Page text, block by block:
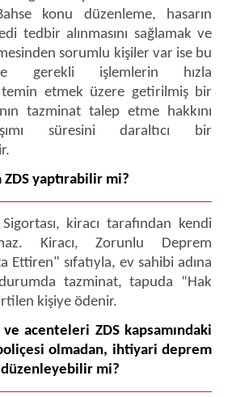
konu düzenleme, hasarın
tedbir alınmasını sağlamak ve
sorumlu kişiler var ise bu
gerekli işlemlerin hızla
temin etmek üzere getirilmiş bir
tazminat talep etme hakkını
süresini daraltıcı bir
ZDS yaptırabilir mi?
kiracı tarafından kendi
Kiracı, Zorunlu Deprem
Ettiren" sıfatıyla, ev sahibi adına
tazminat, tapuda “Hak
kişiye ödenir.
acenteleri ZDS kapsamındaki
olmadan, ihtiyari deprem
mi?